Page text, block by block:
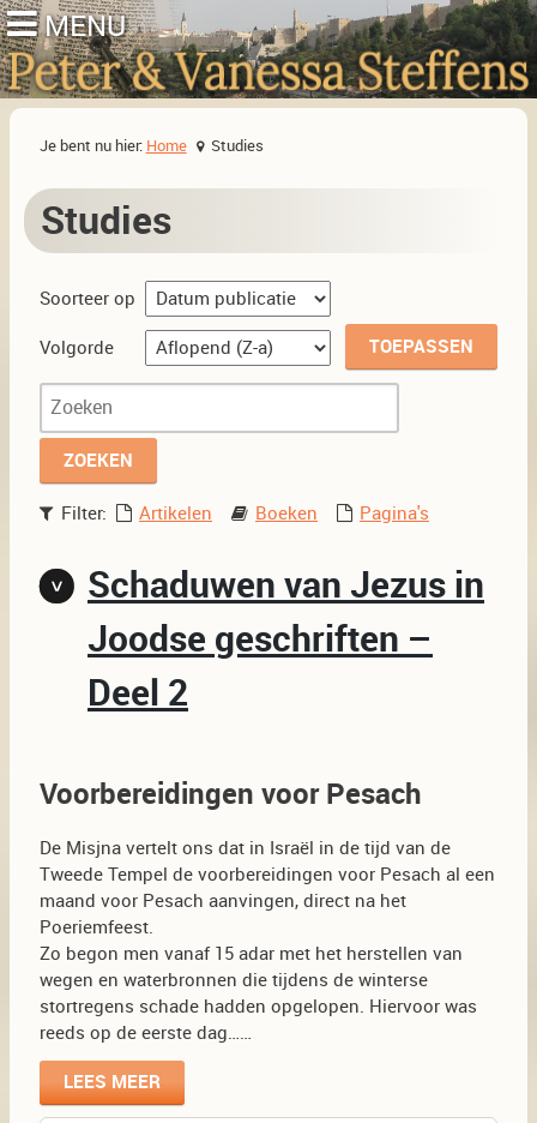
Je bent nu hier: Home Studies
Studies
Soorteer op
Volgorde
Filter: Artikelen Boeken Pagina's
Schaduwen van Jezus in
Joodse geschriften –
Deel 2
Voorbereidingen voor Pesach
De Misjna vertelt ons dat in Israël in de tijd van de
Tweede Tempel de voorbereidingen voor Pesach al een
maand voor Pesach aanvingen, direct na het
Poeriemfeest.
Zo begon men vanaf 15 adar met het herstellen van
wegen en waterbronnen die tijdens de winterse
stortregens schade hadden opgelopen. Hiervoor was
reeds op de eerste dag……
LEES MEER